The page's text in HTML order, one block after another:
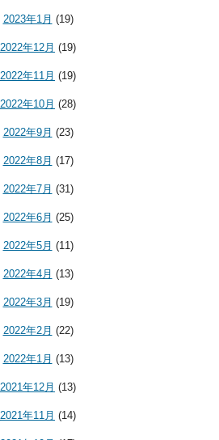
2023年1月 (19)
2022年12月 (19)
2022年11月 (19)
2022年10月 (28)
2022年9月 (23)
2022年8月 (17)
2022年7月 (31)
2022年6月 (25)
2022年5月 (11)
2022年4月 (13)
2022年3月 (19)
2022年2月 (22)
2022年1月 (13)
2021年12月 (13)
2021年11月 (14)